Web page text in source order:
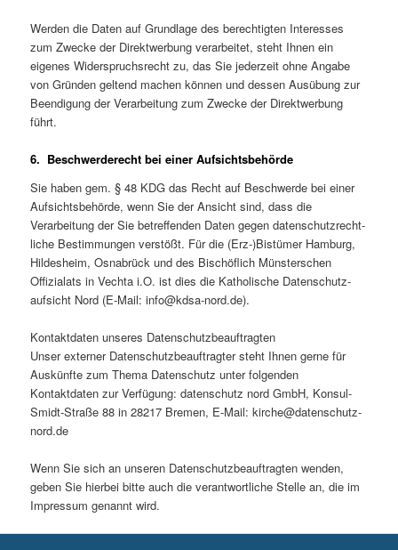
Werden die Daten auf Grundlage des berechtigten Interesses
zum Zwecke der Direktwerbung verarbeitet, steht Ihnen ein
eigenes Widerspruchsrecht zu, das Sie jederzeit ohne Angabe
von Gründen geltend machen können und dessen Ausübung zur
Beendigung der Verarbeitung zum Zwecke der Direktwerbung
führt.
6. Beschwerderecht bei einer Aufsichtsbehörde
Sie haben gem. § 48 KDG das Recht auf Beschwerde bei einer
Aufsichtsbehörde, wenn Sie der Ansicht sind, dass die
Verarbeitung der Sie betreffenden Daten gegen datenschutzrecht­
liche Bestimmungen verstößt. Für die (Erz-)Bistümer Hamburg,
Hildesheim, Osnabrück und des Bischöflich Münsterschen
Offizialats in Vechta i.O. ist dies die Katholische Datenschutz­
aufsicht Nord (E-Mail: info@kdsa-nord.de).
Kontaktdaten unseres Datenschutzbeauftragten
Unser externer Datenschutzbeauftragter steht Ihnen gerne für
Auskünfte zum Thema Datenschutz unter folgenden
Kontaktdaten zur Verfügung: datenschutz nord GmbH, Konsul-
Smidt-Straße 88 in 28217 Bremen, E-Mail: kirche@datenschutz-
nord.de
Wenn Sie sich an unseren Datenschutzbeauftragten wenden,
geben Sie hierbei bitte auch die verantwortliche Stelle an, die im
Impressum genannt wird.